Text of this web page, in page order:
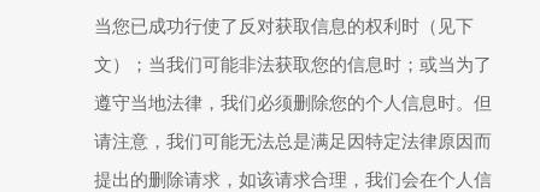
当您已成功行使了反对获取信息的权利时（见下
文）；当我们可能非法获取您的信息时 ；或当为了
遵守当地法律，我们必须删除您的个人信息时。但
请注意，我们可能无法总是满足因特定法律原因而
提出的删除请求，如该请求合理，我们会在个人信